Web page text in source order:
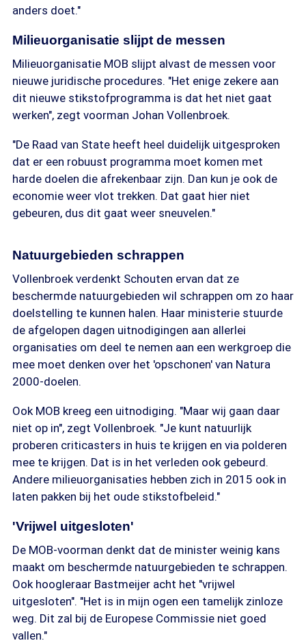
anders doet."
Milieuorganisatie slijpt de messen
Milieuorganisatie MOB slijpt alvast de messen voor
nieuwe juridische procedures. "Het enige zekere aan
dit nieuwe stikstofprogramma is dat het niet gaat
werken", zegt voorman Johan Vollenbroek.
"De Raad van State heeft heel duidelijk uitgesproken
dat er een robuust programma moet komen met
harde doelen die afrekenbaar zijn. Dan kun je ook de
economie weer vlot trekken. Dat gaat hier niet
gebeuren, dus dit gaat weer sneuvelen."
Natuurgebieden schrappen
Vollenbroek verdenkt Schouten ervan dat ze
beschermde natuurgebieden wil schrappen om zo haar
doelstelling te kunnen halen. Haar ministerie stuurde
de afgelopen dagen uitnodigingen aan allerlei
organisaties om deel te nemen aan een werkgroep die
mee moet denken over het 'opschonen' van Natura
2000-doelen.
Ook MOB kreeg een uitnodiging. "Maar wij gaan daar
niet op in", zegt Vollenbroek. "Je kunt natuurlijk
proberen criticasters in huis te krijgen en via polderen
mee te krijgen. Dat is in het verleden ook gebeurd.
Andere milieuorganisaties hebben zich in 2015 ook in
laten pakken bij het oude stikstofbeleid."
'Vrijwel uitgesloten'
De MOB-voorman denkt dat de minister weinig kans
maakt om beschermde natuurgebieden te schrappen.
Ook hoogleraar Bastmeijer acht het "vrijwel
uitgesloten". "Het is in mijn ogen een tamelijk zinloze
weg. Dit zal bij de Europese Commissie niet goed
vallen."